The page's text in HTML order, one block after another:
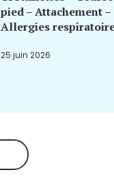
pied – Attachement –
Allergies
25 juin 2026